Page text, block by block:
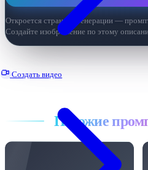
Создать видео
Откроется страница генерации —
Создайте изображение по этому
Похожие